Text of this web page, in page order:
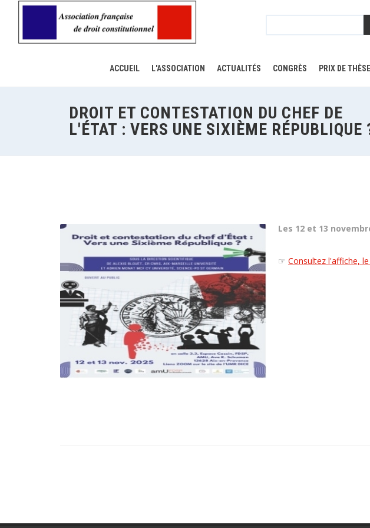
ACCUEIL L'ASSOCIATION ACTUALITÉS CONGRÈS PRIX DE THÈSE
DROIT ET CONTESTATION DU CHEF DE
L'ÉTAT : VERS UNE SIXIÈME RÉPUBLIQUE
Les 12 et 13
☞ Consultez l'affiche,